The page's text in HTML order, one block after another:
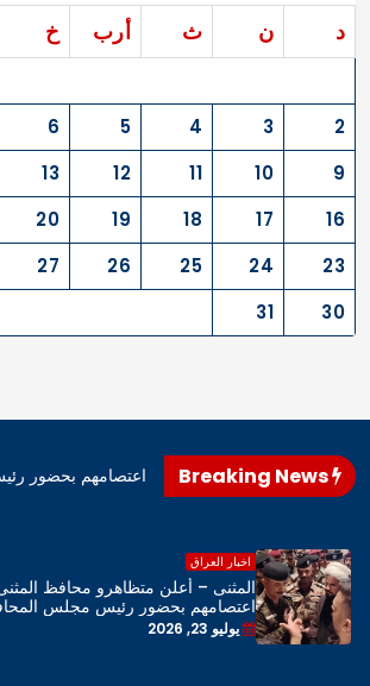
د ن ث أرب خ
2
3
4
5
6
9
10
11
12
13
16
17
18
19
20
23
24
25
26
27
30
31
محافظ المثنى، اليوم، إنهاء اعتصامهم بحضور
اخبار العراق
المثنى – أعلن متظاهرو محافظ
اعتصامهم بحضور رئيس مجلس
يوليو 23, 2026